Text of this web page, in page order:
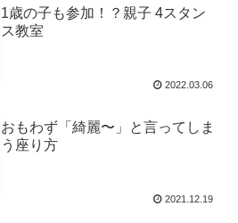
1歳の子も参加！？親子 4スタン
ス教室
2022.03.06
おもわず「綺麗〜」と言ってしま
う座り方
2021.12.19